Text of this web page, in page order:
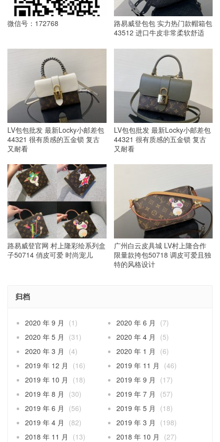
微信号：172768
路易威登包包 实力热门款帽箱包
43512 进口牛皮非常柔软舒适
LV包包批发 最新Locky小邮差包
44321 很有质感的五金锁 复古
又耐看
LV包包批发 最新Locky小邮差包
44321 很有质感的五金锁 复古
又耐看
路易威登官网 村上隆彩绘系列盒
子50714 俏皮可爱 时尚宠儿
广州白云皮具城 LV村上隆合作
限量款挎包50718 调皮可爱且独
特的风格设计
归档
2020 年 9 月 (1) 2020 年 6 月
(7)
2020 年 5 月
(31) 2020 年 4 月
(5)
2020 年 3 月
(4) 2020 年 1 月
(6)
2019 年 12 月
(16) 2019 年 11 月
(46)
2019 年 10 月
(18) 2019 年 9 月
(17)
2019 年 8 月
(30) 2019 年 7 月
(57)
2019 年 6 月
(56) 2019 年 5 月
(18)
2019 年 4 月
(82) 2019 年 3 月
(198)
2018 年 11 月
(13) 2018 年 10 月
(27)